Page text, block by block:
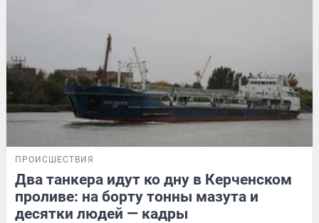
ПРОИСШЕСТВИЯ
Два танкера идут ко дну в Керченском
проливе: на борту тонны мазута и
десятки людей — кадры